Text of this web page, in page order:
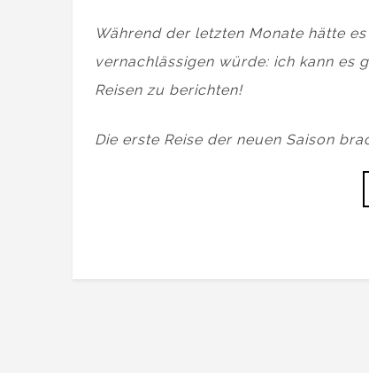
Während der letzten Monate hätte
vernachlässigen würde: ich kann es
Reisen zu berichten!
Die erste Reise der neuen Saison